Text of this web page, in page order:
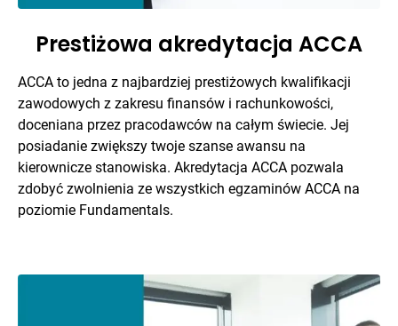
Prestiżowa akredytacja ACCA
ACCA to jedna z najbardziej prestiżowych kwalifikacji
zawodowych z zakresu finansów i rachunkowości,
doceniana przez pracodawców na całym świecie. Jej
posiadanie zwiększy twoje szanse awansu na
kierownicze stanowiska. Akredytacja ACCA pozwala
zdobyć zwolnienia ze wszystkich egzaminów ACCA na
poziomie Fundamentals.